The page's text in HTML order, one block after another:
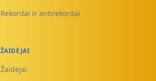
Rekordai ir antirekordai
ŽAIDĖJAI
Žaidėjai